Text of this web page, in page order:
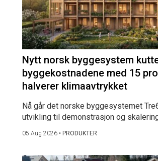
Nytt norsk byggesystem
byggekostnadene med 15
halverer klimaavtrykket
Nå går det norske byggesystemet
utvikling til demonstrasjon og
05 Aug 2026 • PRODUKTER